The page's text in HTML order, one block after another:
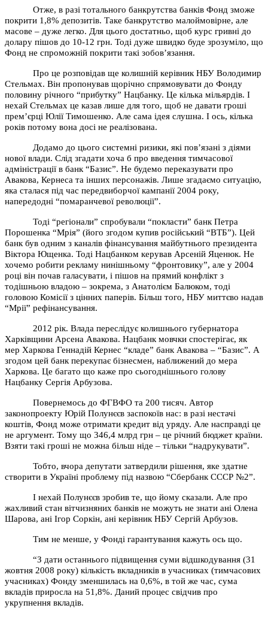
Отже, в разі тотального банкрутства банків Фонд зможе
покрити 1,8% депозитів. Таке банкрутство малоймовірне, але
масове – дуже легко. Для цього достатньо, щоб курс гривні до
долару пішов до 10-12 грн. Тоді дуже швидко буде зрозуміло, що
Фонд не спроможній покрити такі зобов’язання.
Про це розповідав ще колишній керівник НБУ Володимир
Стельмах. Він пропонував щорічно спрямовувати до Фонду
половину річного “прибутку” Нацбанку. Це кілька мільярдів. І
нехай Стельмах це казав лише для того, щоб не давати гроші
прем’єрці Юлії Тимошенко. Але сама ідея слушна. І ось, кілька
років потому вона досі не реалізована.
Додамо до цього системні ризики, які пов’язані з діями
нової влади. Слід згадати хоча б про введення тимчасової
адміністрації в банк “Базис”. Не будемо переказувати про
Авакова, Кернеса та інших персонажів. Лише згадаємо ситуацію,
яка сталася під час передвиборчої кампанії 2004 року,
напередодні “помаранчевої революції”.
Тоді “регіонали” спробували “покласти” банк Петра
Порошенка “Мрія” (його згодом купив російський “ВТБ”). Цей
банк був одним з каналів фінансування майбутнього президента
Віктора Ющенка. Тоді Нацбанком керував Арсеній Яценюк. Не
хочемо робити рекламу нинішньому “фронтовику”, але у 2004
році він почав галасувати, і пішов на прямий конфлікт з
тодішньою владою – зокрема, з Анатолієм Балюком, тоді
головою Комісії з цінних паперів. Більш того, НБУ миттєво надав
“Мрії” рефінансування.
2012 рік. Влада переслідує колишнього губернатора
Харківщини Арсена Авакова. Нацбанк мовчки спостерігає, як
мер Харкова Геннадій Кернес “кладе” банк Авакова – “Базис”. А
згодом цей банк перекупає бізнесмен, наближений до мера
Харкова. Це багато що каже про сьогоднішнього голову
Нацбанку Сергія Арбузова.
Повернемось до ФГВФО та 200 тисяч. Автор
законопроекту Юрій Полунєєв заспокоїв нас: в разі нестачі
коштів, Фонд може отримати кредит від уряду. Але насправді це
не аргумент. Тому що 346,4 млрд грн – це річний бюджет країни.
Взяти такі гроші не можна більш ніде – тільки “надрукувати”.
Тобто, вчора депутати затвердили рішення, яке здатне
створити в Україні проблему під назвою “Сбербанк СССР №2”.
І нехай Полунєєв зробив те, що йому сказали. Але про
жахливий стан вітчизняних банків не можуть не знати ані Олена
Шарова, ані Ігор Соркін, ані керівник НБУ Сергій Арбузов.
Тим не менше, у Фонді гарантування кажуть ось що.
“З дати останнього підвищення суми відшкодування (31
жовтня 2008 року) кількість вкладників в учасниках (тимчасових
учасниках) Фонду зменшилась на 0,6%, в той же час, сума
вкладів приросла на 51,8%. Даний процес свідчив про
укрупнення вкладів.